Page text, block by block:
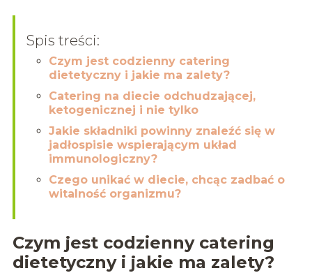
Spis treści:
Czym jest codzienny catering
dietetyczny i jakie ma zalety?
Catering na diecie odchudzającej,
ketogenicznej i nie tylko
Jakie składniki powinny znaleźć się w
jadłospisie wspierającym układ
immunologiczny?
Czego unikać w diecie, chcąc zadbać o
witalność organizmu?
Czym jest codzienny catering
dietetyczny i jakie ma zalety?